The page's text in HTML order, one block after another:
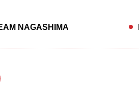
NAGASHIMA